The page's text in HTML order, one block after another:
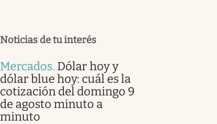
Noticias de tu interés
Mercados. Dólar hoy y
dólar blue hoy: cuál es la
cotización del domingo 9
de agosto minuto a
minuto